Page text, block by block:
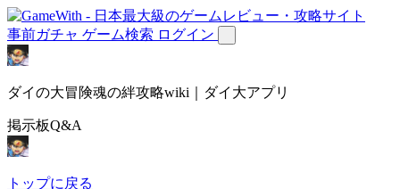
事前ガチャ ゲーム検索 ログイン
ダイの大冒険魂の絆攻略wiki｜ダイ大アプリ
掲示板Q&A
トップに戻る